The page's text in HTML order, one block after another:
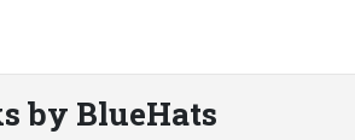
by BlueHats